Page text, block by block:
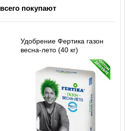
покупают
Удобрение Фертика газон
весна-лето (40 кг)